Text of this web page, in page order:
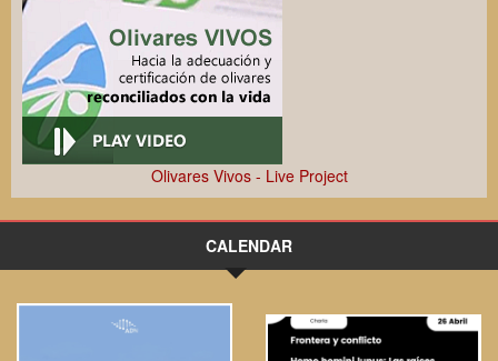
Olivares Vivos - Live Project
CALENDAR